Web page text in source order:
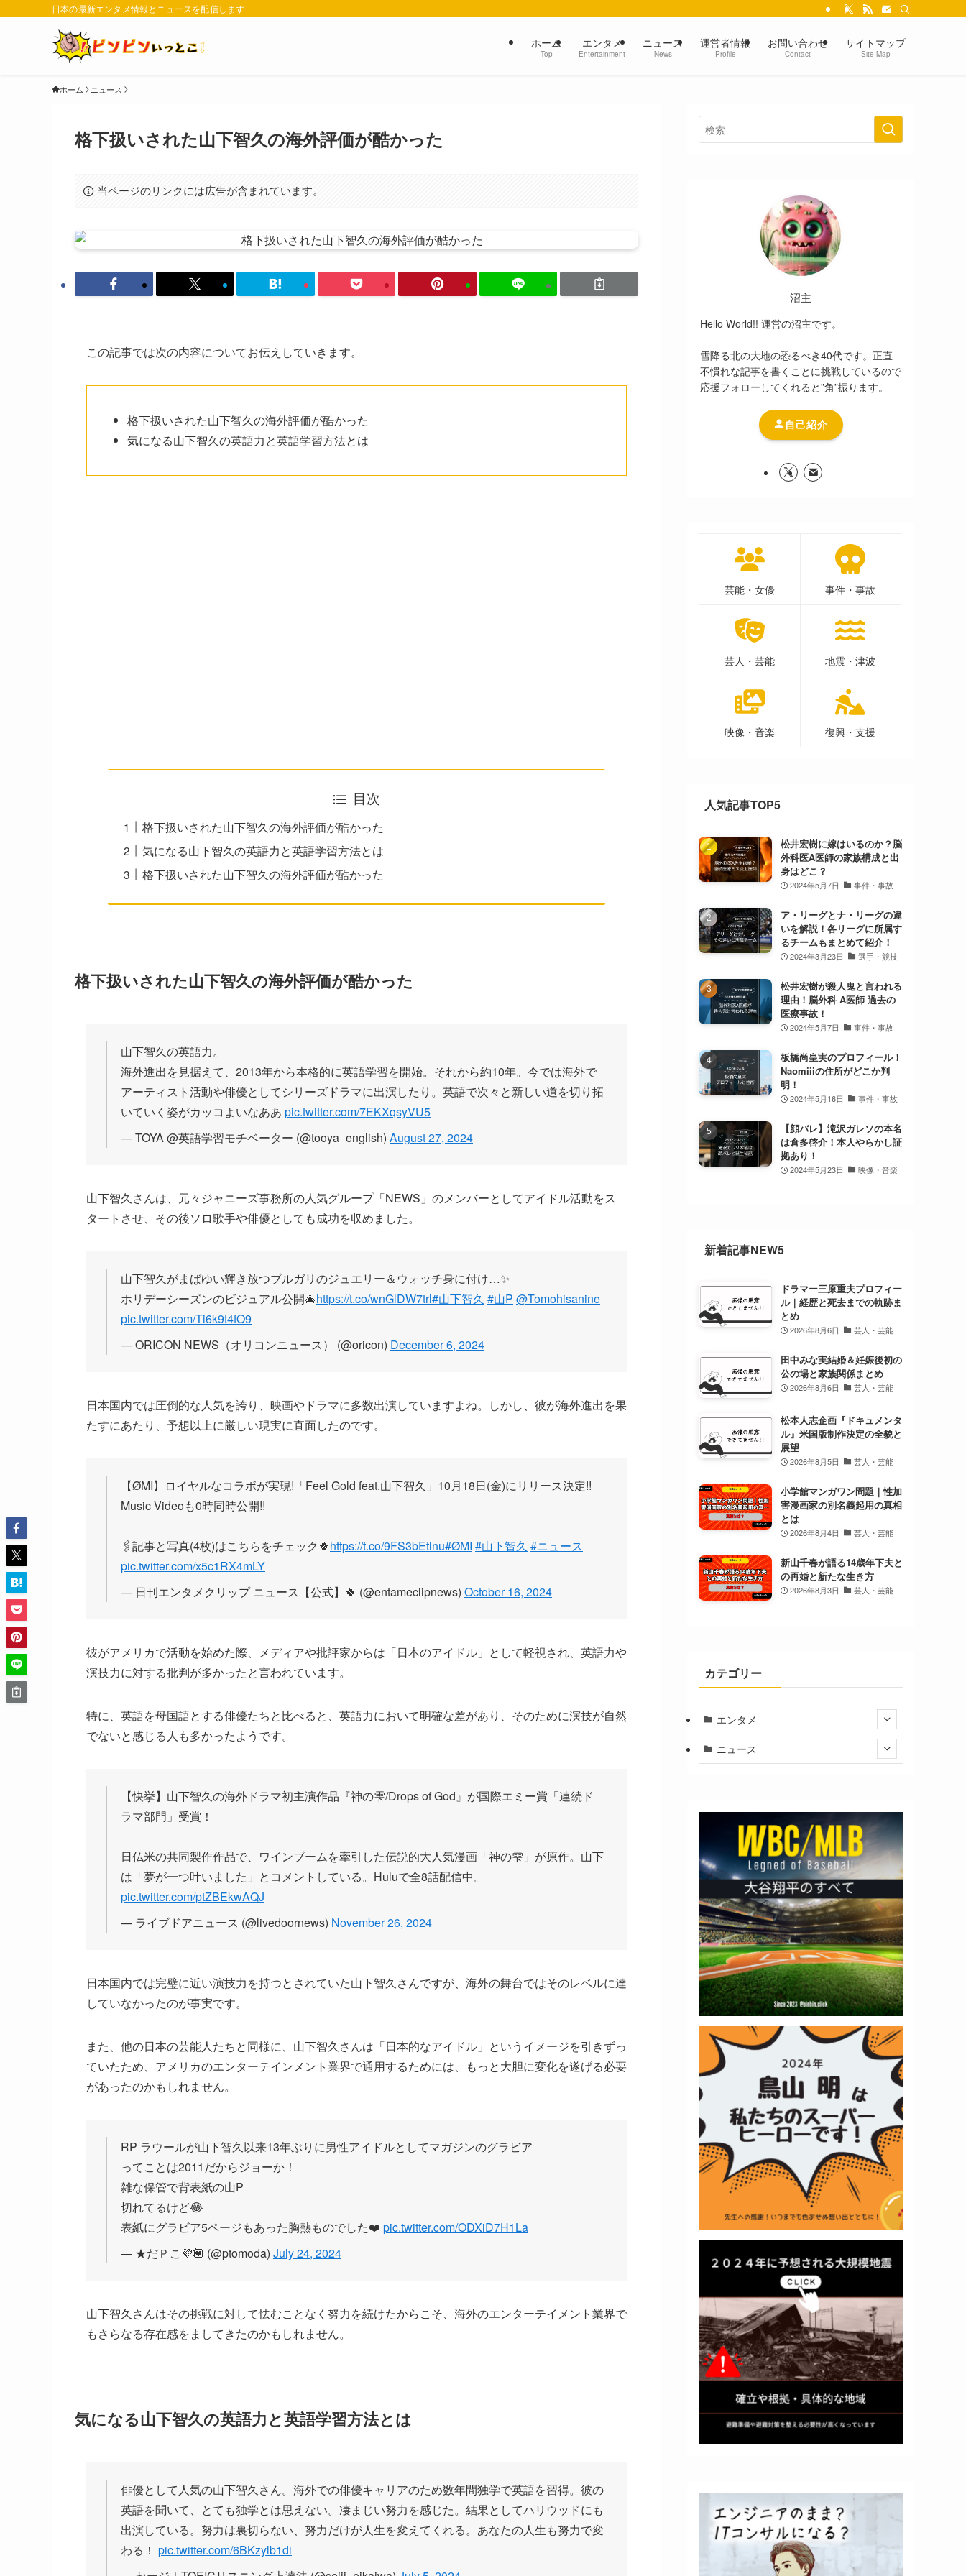
日本の最新エンタメ情報とニュースを配信します
ホーム
Top
エンタメ
Entertainment
ニュース
News
運営者情報
Profile
お問い合わせ
Contact
サイトマップ
Site Map
ホーム ニュース
格下扱いされた山下智久の海外評価が酷かった
当ページのリンクには広告が含まれています。
この記事では次の内容についてお伝えしていきます。
格下扱いされた山下智久の海外評価が酷かった
気になる山下智久の英語力と英語学習方法とは
目次
格下扱いされた山下智久の海外評価が酷かった
気になる山下智久の英語力と英語学習方法とは
格下扱いされた山下智久の海外評価が酷かった
格下扱いされた山下智久の海外評価が酷かった
山下智久の英語力。
海外進出を見据えて、2013年から本格的に英語学習を開始。それから約10年。今では海外で
アーティスト活動や俳優としてシリーズドラマに出演したり。英語で次々と新しい道を切り拓
いていく姿がカッコよいなああ pic.twitter.com/7EKXqsyVU5
— TOYA @英語学習モチベーター (@tooya_english) August 27, 2024
山下智久さんは、元々ジャニーズ事務所の人気グループ「NEWS」のメンバーとしてアイドル活動をス
タートさせ、その後ソロ歌手や俳優としても成功を収めました。
山下智久がまばゆい輝き放つブルガリのジュエリー＆ウォッチ身に付け…✨️
ホリデーシーズンのビジュアル公開🎄https://t.co/wnGlDW7trl#山下智久 #山P @Tomohisanine
pic.twitter.com/Ti6k9t4fO9
— ORICON NEWS（オリコンニュース） (@oricon) December 6, 2024
日本国内では圧倒的な人気を誇り、映画やドラマに多数出演していますよね。しかし、彼が海外進出を果
たすにあたり、予想以上に厳しい現実に直面したのです。
【ØMI】ロイヤルなコラボが実現!「Feel Gold feat.山下智久」10月18日(金)にリリース決定!!
Music Videoも0時同時公開!!
🖇記事と写真(4枚)はこちらをチェック🍀https://t.co/9FS3bEtlnu#ØMI #山下智久 #ニュース
pic.twitter.com/x5c1RX4mLY
— 日刊エンタメクリップ ニュース【公式】🍀 (@entameclipnews) October 16, 2024
彼がアメリカで活動を始めた際、メディアや批評家からは「日本のアイドル」として軽視され、英語力や
演技力に対する批判が多かったと言われています。
特に、英語を母国語とする俳優たちと比べると、英語力において明確な差があり、そのために演技が自然
でないと感じる人も多かったようです。
【快挙】山下智久の海外ドラマ初主演作品『神の雫/Drops of God』が国際エミー賞「連続ド
ラマ部門」受賞！
日仏米の共同製作作品で、ワインブームを牽引した伝説的大人気漫画「神の雫」が原作。山下
は「夢が一つ叶いました」とコメントしている。Huluで全8話配信中。
pic.twitter.com/ptZBEkwAQJ
— ライブドアニュース (@livedoornews) November 26, 2024
日本国内では完璧に近い演技力を持つとされていた山下智久さんですが、海外の舞台ではそのレベルに達
していなかったのが事実です。
また、他の日本の芸能人たちと同様に、山下智久さんは「日本的なアイドル」というイメージを引きずっ
ていたため、アメリカのエンターテインメント業界で通用するためには、もっと大胆に変化を遂げる必要
があったのかもしれません。
RP ラウールが山下智久以来13年ぶりに男性アイドルとしてマガジンのグラビア
ってことは2011だからジョーか！
雑な保管で背表紙の山P
切れてるけど😂
表紙にグラビア5ページもあった胸熱ものでした❤️ pic.twitter.com/ODXiD7H1La
— ★だＰこ💜💟 (@ptomoda) July 24, 2024
山下智久さんはその挑戦に対して怯むことなく努力を続けたからこそ、海外のエンターテイメント業界で
もさらなる存在感をましてきたのかもしれません。
気になる山下智久の英語力と英語学習方法とは
俳優として人気の山下智久さん。海外での俳優キャリアのため数年間独学で英語を習得。彼の
英語を聞いて、とても独学とは思えない。凄まじい努力を感じた。結果としてハリウッドにも
出演している。努力は裏切らない、努力だけが人生を変えてくれる。あなたの人生も努力で変
わる！ pic.twitter.com/6BKzylb1di
沼主
Hello World!! 運営の沼主です。
雪降る北の大地の恐るべき40代です。正直
不慣れな記事を書くことに挑戦しているので
応援フォローしてくれると”角”振ります。
自己紹介
芸能・女優 事件・事故
芸人・芸能 地震・津波
映像・音楽 復興・支援
人気記事TOP5
松井宏樹に嫁はいるのか？脳
外科医A医師の家族構成と出
身はどこ？
2024年5月7日 事件・事故
ア・リーグとナ・リーグの違
いを解説！各リーグに所属す
るチームもまとめて紹介！
2024年3月23日 選手・競技
松井宏樹が殺人鬼と言われる
理由！脳外科 A医師 過去の
医療事故！
2024年5月7日 事件・事故
板橋尚皇実のプロフィール！
Naomiiiの住所がどこか判
明！
2024年5月16日 事件・事故
【顔バレ】滝沢ガレソの本名
は倉多啓介！本人やらかし証
拠あり！
2024年5月23日 映像・音楽
新着記事NEW5
ドラマー三原重夫プロフィー
ル｜経歴と死去までの軌跡ま
とめ
2026年8月6日 芸人・芸能
田中みな実結婚＆妊娠後初の
公の場と家族関係まとめ
2026年8月6日 芸人・芸能
松本人志企画『ドキュメンタ
ル』米国版制作決定の全貌と
展望
2026年8月5日 芸人・芸能
小学館マンガワン問題｜性加
害漫画家の別名義起用の真相
とは
2026年8月4日 芸人・芸能
新山千春が語る14歳年下夫と
の再婚と新たな生き方
2026年8月3日 芸人・芸能
カテゴリー
エンタメ
ニュース